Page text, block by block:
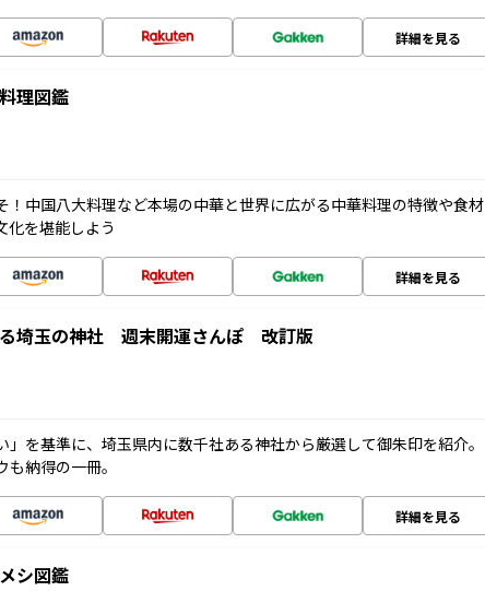
詳細を見る
理図鑑
！中国八大料理など本場の中華と世界に広がる中華料理の特徴や食材
化を堪能しよう
詳細を見る
埼玉の神社 週末開運さんぽ 改訂版
」を基準に、埼玉県内に数千社ある神社から厳選して御朱印を紹介。
納得の一冊。
詳細を見る
シ図鑑